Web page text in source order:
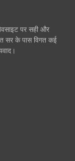
पर सही और
सर के पास विगत कई